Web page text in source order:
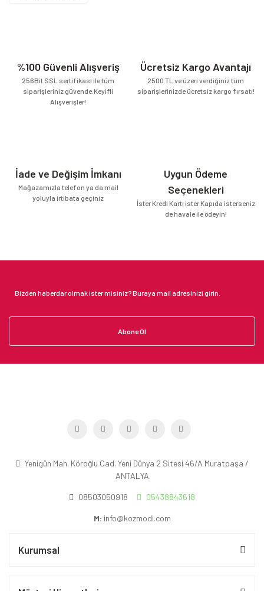
%100 Güvenli Alışveriş
256Bit SSL sertifikası ile tüm
siparişleriniz güvende.Keyifli
Alışverişler!
Ücretsiz Kargo Avantajı
2500 TL ve üzeri verdiğiniz tüm
siparişlerinizde ücretsiz kargo fırsatı!
İade ve Değişim İmkanı
Mağazamızla telefon ya da mail
yoluyla irtibata geçiniz
Uygun Ödeme
Seçenekleri
İster Kredi Kartı ister Kapıda isterseniz
de havale ile ödeyin!
Abone Ol
Yenigün Mah. Köroğlu Cad. Yeni Dünya 2 Sitesi 46/A Muratpaşa /
ANTALYA
08503050918 05438843618
M: info@kozmodi.com
Kurumsal